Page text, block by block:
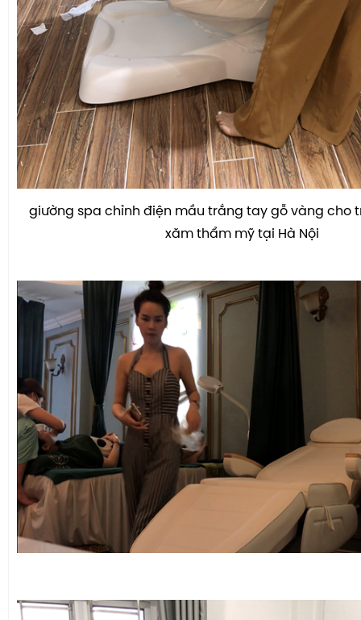
giường spa chỉnh điện mầu trắng tay gỗ vàng cho
xăm thẩm mỹ tại Hà Nội